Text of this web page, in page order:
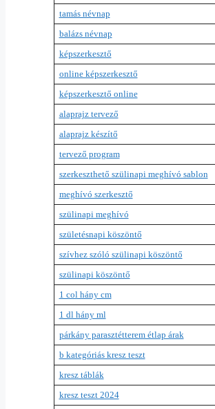
tamás névnap
balázs névnap
képszerkesztő
online képszerkesztő
képszerkesztő online
alaprajz tervező
alaprajz készítő
tervező program
szerkeszthető szülinapi meghívó sablon
meghívó szerkesztő
szülinapi meghívó
születésnapi köszöntő
szívhez szóló szülinapi köszöntő
szülinapi köszöntő
1 col hány cm
1 dl hány ml
párkány parasztétterem étlap árak
b kategóriás kresz teszt
kresz táblák
kresz teszt 2024